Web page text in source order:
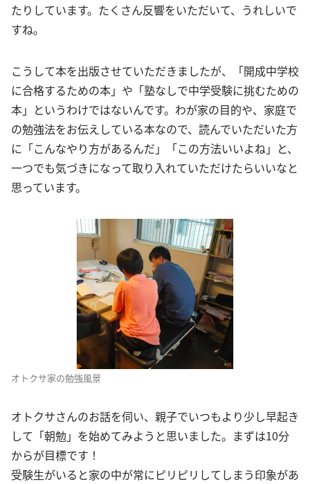
たりしています。たくさん反響をいただいて、うれしいで
すね。
こうして本を出版させていただきましたが、「開成中学校
に合格するための本」や「塾なしで中学受験に挑むための
本」というわけではないんです。わが家の目的や、家庭で
の勉強法をお伝えしている本なので、読んでいただいた方
に「こんなやり方があるんだ」「この方法いいよね」と、
一つでも気づきになって取り入れていただけたらいいなと
思っています。
オトクサ家の勉強風景
オトクサさんのお話を伺い、親子でいつもより少し早起き
して「朝勉」を始めてみようと思いました。まずは10分
からが目標です！
受験生がいると家の中が常にピリピリしてしまう印象があ